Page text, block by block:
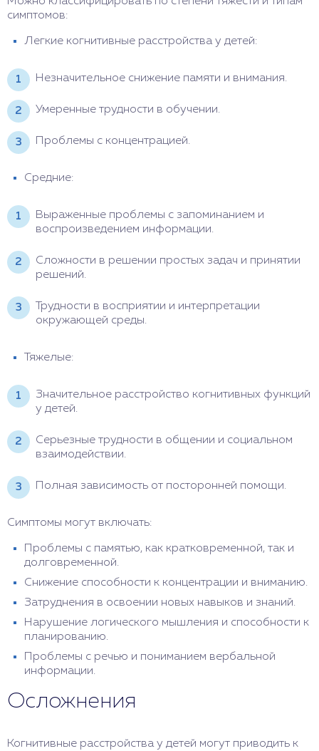
симптомов:
Легкие когнитивные расстройства у детей:
Незначительное снижение памяти и внимания.
Умеренные трудности в обучении.
Проблемы с концентрацией.
Средние:
Выраженные проблемы с запоминанием и
воспроизведением информации.
Сложности в решении простых задач и принятии
решений.
Трудности в восприятии и интерпретации
окружающей среды.
Тяжелые:
Значительное расстройство когнитивных функций
у детей.
Серьезные трудности в общении и социальном
взаимодействии.
Полная зависимость от посторонней помощи.
Симптомы могут включать:
Проблемы с памятью, как кратковременной, так и
долговременной.
Снижение способности к концентрации и вниманию.
Затруднения в освоении новых навыков и знаний.
Нарушение логического мышления и способности к
планированию.
Проблемы с речью и пониманием вербальной
информации.
Осложнения
Когнитивные расстройства у детей могут приводить к